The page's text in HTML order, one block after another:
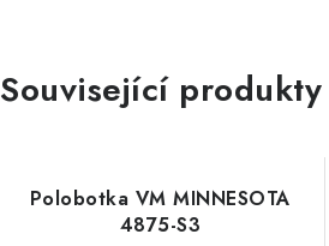
Související produkty
Polobotka VM MINNESOTA
4875-S3